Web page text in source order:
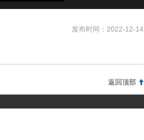
发布时间： 2022-12-14
返回顶部